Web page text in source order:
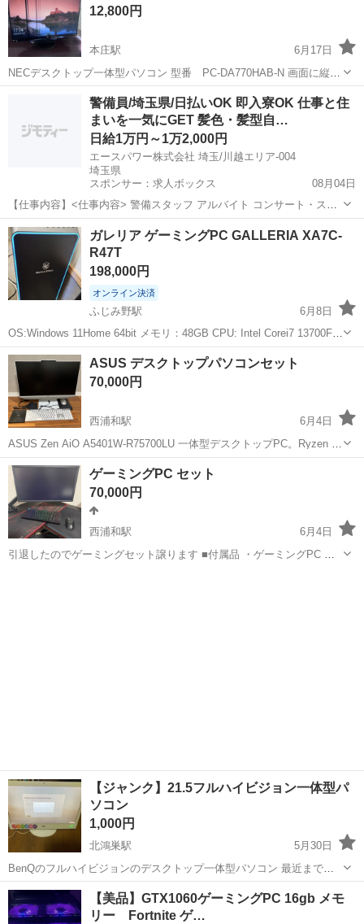
ゲーミングデスクトップ
12,800円
本庄駅
6月17日
NECデスクトップ一体型パソコン 型番 PC-DA770HAB-N 画面に縦線
が入ってしまっています それ以外は不具合はありません キーボード、
マウス付きます 価格は相談可 その他気になることがありましたらお問
本庄市 本庄駅 デスクトップパソコン NEC
警備員/埼玉県/日払いOK 即入寮OK 仕事と住
まいを一気にGET 髪色・髪型自…
日給1万円～1万2,000円
エースパワー株式会社 埼玉/川越エリア-004
埼玉県
スポンサー：求人ボックス
08月04日
【仕事内容】<仕事内容> 警備スタッフ アルバイト コンサート・スポ
ーツイベント・展示会などのイベントや、 工事現場周辺で警備・交通
誘導をしていただきます。 経験者の方はもちろん、未経験者の方も積
極的に採用中! 難しいスキルは不要...
アルバイト・パート
ガレリア ゲーミングPC GALLERIA XA7C-
R47T
198,000円
オンライン決済
ふじみ野駅
6月8日
OS:Windows 11Home 64bit メモリ：48GB CPU: Intel Corei7 13700F
グラフィック機能：NVIDIA GeForce RTX 4070 Ti 12GB GDDR6X
SS...
埼玉 ふじみ野市 ふじみ野駅 デスクトップパソコン
ASUS デスクトップパソコンセット
70,000円
西浦和駅
6月4日
ASUS Zen AiO A5401W-R75700LU 一体型デスクトップPC。Ryzen 7
5700U、メモリ16GB、SSD512GB搭載。2022年購入。動作確認済み *
メーカー：ASUS * モデル：Zen ...
埼玉 戸田市 西浦和駅 デスクトップパソコン
ゲーミングPC セット
70,000円
西浦和駅
6月4日
引退したのでゲーミングセット譲ります ■付属品 ・ゲーミングPC ス
【ジャンク】21.5フルハイビジョン一体型パ
ソコン
1,000円
北鴻巣駅
5月30日
BenQのフルハイビジョンのデスクトップ一体型パソコン 最近まで
ChromeOSをインストールして使っていたのですが、画面がついたり
消えたりするようになったため、ジャンク扱いとします。 画面が大き
く画質がいいので、You...
埼玉 鴻巣市 北鴻巣駅 デスクトップパソコン
【美品】GTX1060ゲーミングPC 16gb メモ
リー Fortnite ゲ…